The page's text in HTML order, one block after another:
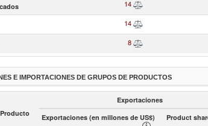
14
14
8
E IMPORTACIONES DE GRUPOS DE PRODUCTOS
Exportaciones
Exportaciones (en millones de US$)
Product